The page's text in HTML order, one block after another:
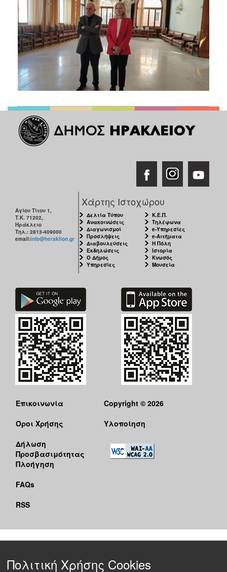
Αγίου Τίτου 1,
Τ.Κ. 71202,
Ηράκλειο
Τηλ.: 2813-409000
email:info@heraklion.gr
Χάρτης Ιστοχώρου
Δελτία Τύπου
Ανακοινώσεις
Διαγωνισμοί
Προσλήψεις
Διαβουλεύσεις
Εκδηλώσεις
Ο Δήμος
Υπηρεσίες
Κ.Ε.Π.
Τηλέφωνα
e-Υπηρεσίες
e-Αιτήματα
Η Πόλη
Ιστορία
Κνωσός
Μουσεία
Επικοινωνία
Όροι Χρήσης
Δήλωση
Προσβασιμότητας
Πλοήγηση
FAQs
RSS
Copyright © 2026
Υλοποίηση
Πολιτική Χρήσης Cookies